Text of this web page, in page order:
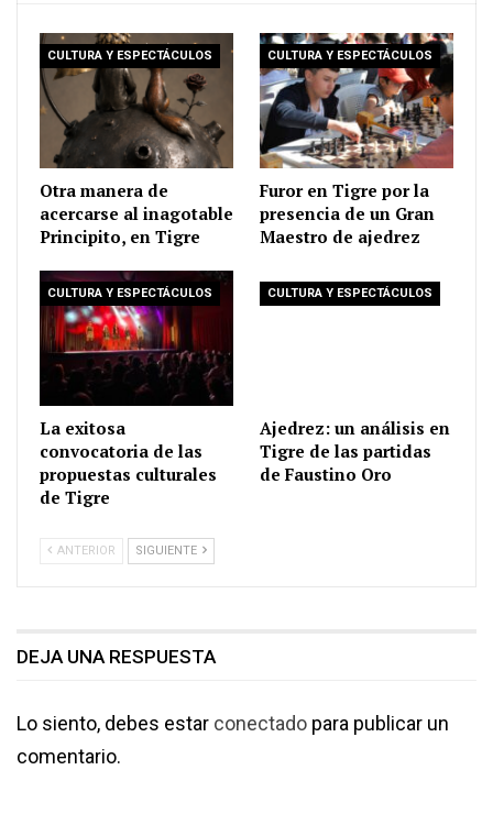
CULTURA Y ESPECTÁCULOS
Otra manera de
acercarse al inagotable
Principito, en Tigre
CULTURA Y ESPECTÁCULOS
Furor en Tigre por la
presencia de un Gran
Maestro de ajedrez
CULTURA Y ESPECTÁCULOS
La exitosa
convocatoria de las
propuestas culturales
de Tigre
CULTURA Y ESPECTÁCULOS
Ajedrez: un análisis en
Tigre de las partidas
de Faustino Oro
ANTERIOR SIGUIENTE
DEJA UNA RESPUESTA
Lo siento, debes estar conectado para publicar un
comentario.